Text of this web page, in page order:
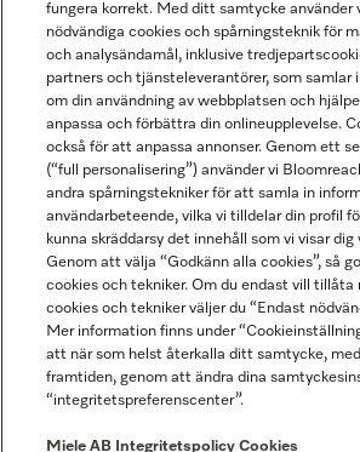
Miele AB
Allmänna villkor
Användarvillkor
Miele tillgänglighetsförklaring
Lagen om digitala tjänster
Miele på LinkedIn
Miele på Facebook
Miele på Instagram
Miele på Youtube
fungera korrekt. Med ditt samtycke använder
nödvändiga cookies och spårningsteknik för
och analysändamål, inklusive
partners och tjänsteleverantörer, som samlar
om din användning av webbplatsen och
anpassa och förbättra din onlineupplevelse.
också för att anpassa annonser. Genom ett
(“full personalisering”) använder vi
andra spårningstekniker för att samla in
användarbeteende, vilka vi tilldelar din profil
kunna skräddarsy det innehåll som vi visar dig
Genom att välja “Godkänn alla cookies”, så
cookies och tekniker. Om du endast vill tillåta
cookies och tekniker väljer du “Endast
Mer information finns under
att när som helst återkalla ditt samtycke,
framtiden, genom att ändra dina
“integritetspreferenscenter”.
Miele AB Integritetspolicy Cookies